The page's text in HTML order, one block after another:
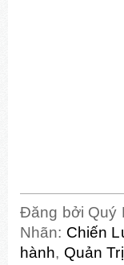
Đăng bởi Quý
Nhãn: Chiến
hành, Quản Trị